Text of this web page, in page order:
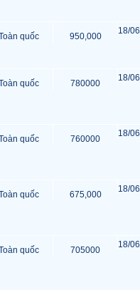
quốc 950,000
18/
quốc 780000
18/
quốc 760000
18/
quốc 675,000
18/
quốc 705000
18/